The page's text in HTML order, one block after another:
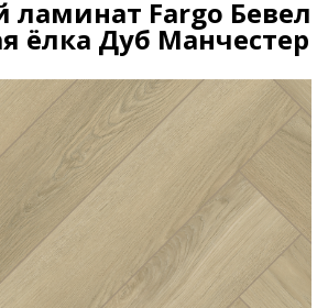
ламинат Fargo Бевел
ёлка Дуб Манчестер